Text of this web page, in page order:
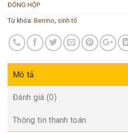
ĐÓNG HỘP
Từ khóa: Berrino sinh tố
Mô tả
Đánh giá (0)
Thông tin thanh toán